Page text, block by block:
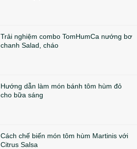
Trải nghiệm combo TomHumCa nướng bơ
chanh Salad, cháo
Hướng dẫn làm món bánh tôm hùm đỏ
cho bữa sáng
Cách chế biến món tôm hùm Martinis với
Citrus Salsa